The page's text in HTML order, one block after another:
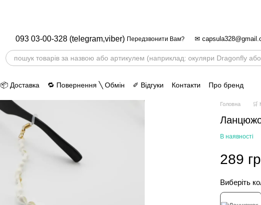
093 03-00-328 (telegram,viber) Передзвонити Вам? ✉
📦 Доставка 🔁 Повернення ╲ Обмін ✐ Відгуки Контакти
Про бренд
Головна 🛒
В наявності
289
Виберіть